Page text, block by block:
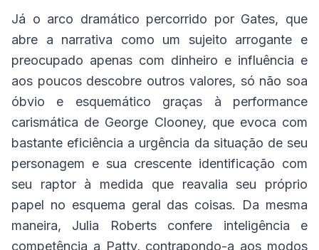
Já o arco dramático percorrido por Gates, que
abre a narrativa como um sujeito arrogante e
preocupado apenas com dinheiro e influência e
aos poucos descobre outros valores, só não soa
óbvio e esquemático graças à performance
carismática de George Clooney, que evoca com
bastante eficiência a urgência da situação de seu
personagem e sua crescente identificação com
seu raptor à medida que reavalia seu próprio
papel no esquema geral das coisas. Da mesma
maneira, Julia Roberts confere inteligência e
competência a Patty, contrapondo-a aos modos